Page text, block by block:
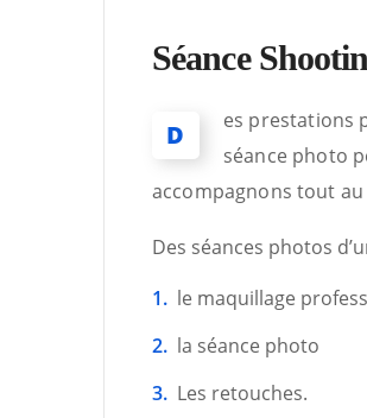
Séance
D
es prestations
séance photo
accompagnons tout
Des séances photos
le maquillage
la séance photo
Les retouches.